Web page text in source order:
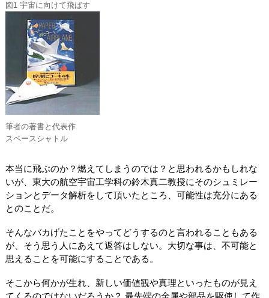
図1 宇宙に向けて飛ばす
筆者の著書と代表作
スペースシャトル
本当に飛ぶのか？燃えてしまうのでは？と思われるかもしれな
いが、東大の航空宇宙工学科の鈴木真二教授にそのシュミレー
ションとデータ解析をして頂いたところ、可能性は充分にある
とのことだ。
そんなバカげたことをやってどうするのと言われることもある
が、そう思う人にあえて返答はしない。大切な事は、不可能と
思えることを可能にすることである。
そこから何かが生れ、新しい価値観や真理といったものが見え
てくるのではないだろうか？ 最先端の金属や部品を駆使して作